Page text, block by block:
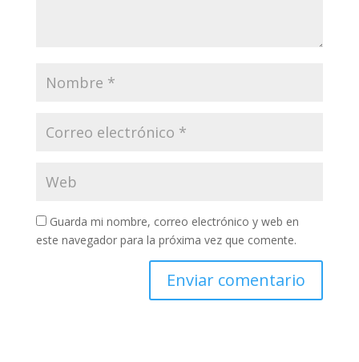
Guarda mi nombre, correo electrónico y web en
este navegador para la próxima vez que comente.